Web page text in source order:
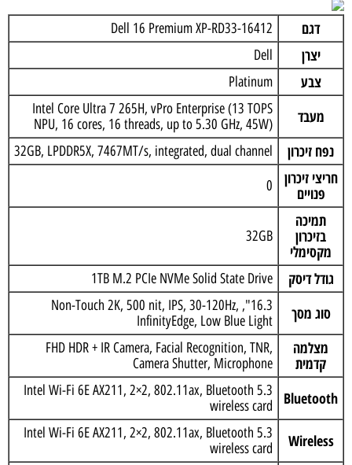
דגם Dell 16 Premium XP-RD33-16412
יצרן Dell
צבע Platinum
מעבד
Intel Core Ultra 7 265H, vPro Enterprise (13 TOPS
NPU, 16 cores, 16 threads, up to 5.30 GHz, 45W)
נפח זיכרון 32GB, LPDDR5X, 7467MT/s, integrated, dual channel
חריצי זיכרון
פנויים
0
תמיכה
בזיכרון
מקסימלי
32GB
גודל דיסק 1TB M.2 PCIe NVMe Solid State Drive
סוג מסך
16.3", Non-Touch 2K, 500 nit, IPS, 30-120Hz,
InfinityEdge, Low Blue Light
מצלמה
קדמית
FHD HDR + IR Camera, Facial Recognition, TNR,
Camera Shutter, Microphone
Bluetooth
Intel Wi-Fi 6E AX211, 2×2, 802.11ax, Bluetooth 5.3
wireless card
Wireless
Intel Wi-Fi 6E AX211, 2×2, 802.11ax, Bluetooth 5.3
wireless card